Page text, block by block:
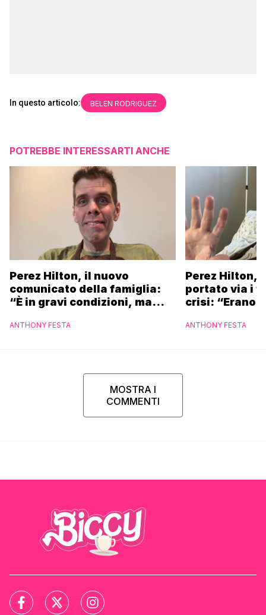
In questo articolo: BELEN RODRIGUEZ
POTREBBE INTERESSARTI ANCHE
Perez Hilton, il nuovo
comunicato della famiglia:
“È in gravi condizioni, ma
un’operazione chirurgica”
ANTHONY FESTA
Perez Hilton,
portato via i
crisi: “Erano
bambini”
ANTHONY FESTA
MOSTRA I
COMMENTI